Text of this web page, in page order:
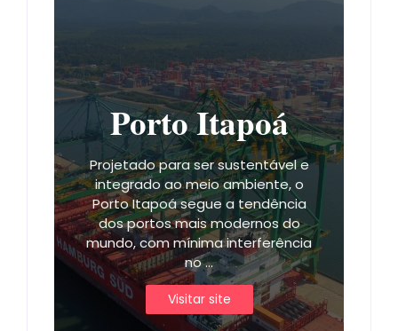
Porto Itapoá
Projetado para ser sustentável e
integrado ao meio ambiente, o
Porto Itapoá segue a tendência
dos portos mais modernos do
mundo, com mínima interferência
no ...
Visitar site